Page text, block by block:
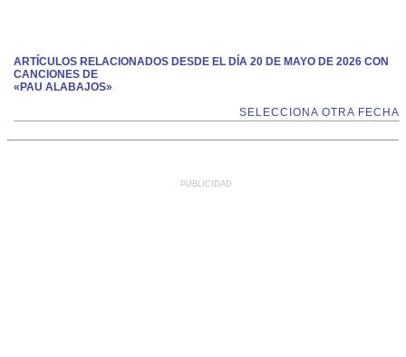
ARTÍCULOS RELACIONADOS DESDE EL DÍA 20 DE MAYO DE 2026 CON
CANCIONES DE
«PAU ALABAJOS»
SELECCIONA OTRA FECHA
PUBLICIDAD